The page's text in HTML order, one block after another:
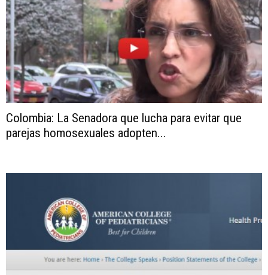
Colombia: La Senadora que lucha para evitar que
parejas homosexuales adopten...